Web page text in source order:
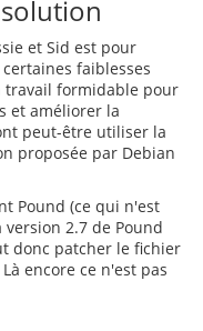
et Sid est pour
faiblesses
travail formidable pour
et améliorer la
peut-être utiliser la
proposée par Debian
Pound (ce qui n'est
2.7 de Pound
donc patcher le fichier
encore ce n'est pas